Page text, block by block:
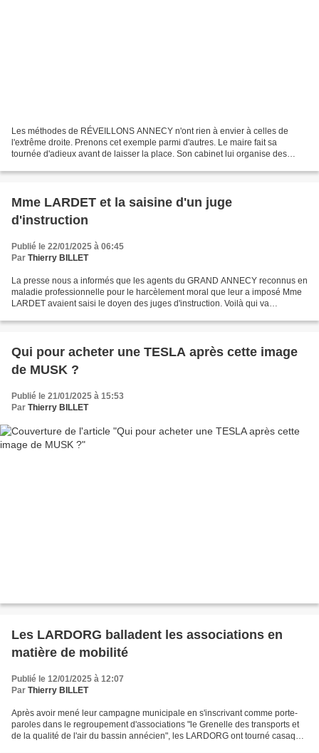
Les méthodes de RÉVEILLONS ANNECY n'ont rien à envier à celles de
l'extrême droite. Prenons cet exemple parmi d'autres. Le maire fait sa
tournée d'adieux avant de laisser la place. Son cabinet lui organise des
Mme LARDET et la saisine d'un juge
d'instruction
Publié le 22/01/2025 à 06:45
Par Thierry BILLET
La presse nous a informés que les agents du GRAND ANNECY reconnus en
maladie professionnelle pour le harcèlement moral que leur a imposé Mme
LARDET avaient saisi le doyen des juges d'instruction. Voilà qui va
Qui pour acheter une TESLA après cette image
de MUSK ?
Publié le 21/01/2025 à 15:53
Par Thierry BILLET
Les LARDORG balladent les associations en
matière de mobilité
Publié le 12/01/2025 à 12:07
Par Thierry BILLET
Après avoir mené leur campagne municipale en s'inscrivant comme porte-
paroles dans le regroupement d'associations "le Grenelle des transports et
de la qualité de l'air du bassin annécien", les LARDORG ont tourné casaque